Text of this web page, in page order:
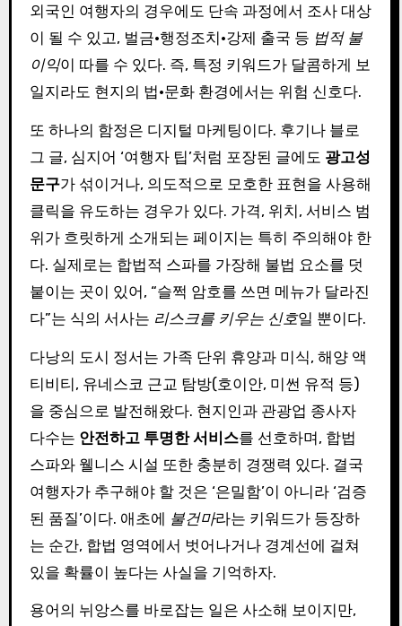
외국인 여행자의 경우에도 단속 과정에서 조사 대상
이 될 수 있고, 벌금·행정조치·강제 출국 등 법적 불
이익이 따를 수 있다. 즉, 특정 키워드가 달콤하게 보
일지라도 현지의 법·문화 환경에서는 위험 신호다.
또 하나의 함정은 디지털 마케팅이다. 후기나 블로
그 글, 심지어 ‘여행자 팁’처럼 포장된 글에도 광고성
문구가 섞이거나, 의도적으로 모호한 표현을 사용해
클릭을 유도하는 경우가 있다. 가격, 위치, 서비스 범
위가 흐릿하게 소개되는 페이지는 특히 주의해야 한
다. 실제로는 합법적 스파를 가장해 불법 요소를 덧
붙이는 곳이 있어, “슬쩍 암호를 쓰면 메뉴가 달라진
다”는 식의 서사는 리스크를 키우는 신호일 뿐이다.
다낭의 도시 정서는 가족 단위 휴양과 미식, 해양 액
티비티, 유네스코 근교 탐방(호이안, 미썬 유적 등)
을 중심으로 발전해왔다. 현지인과 관광업 종사자
다수는 안전하고 투명한 서비스를 선호하며, 합법
스파와 웰니스 시설 또한 충분히 경쟁력 있다. 결국
여행자가 추구해야 할 것은 ‘은밀함’이 아니라 ‘검증
된 품질’이다. 애초에 불건마라는 키워드가 등장하
는 순간, 합법 영역에서 벗어나거나 경계선에 걸쳐
있을 확률이 높다는 사실을 기억하자.
용어의 뉘앙스를 바로잡는 일은 사소해 보이지만,